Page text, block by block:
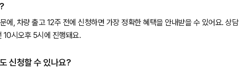
에, 차량 출고 12주 전에 신청하면 가장 정확한 혜택을 안내받을 수 있어요. 상담
10시오후 5시에 진행돼요.
신청할 수 있나요?